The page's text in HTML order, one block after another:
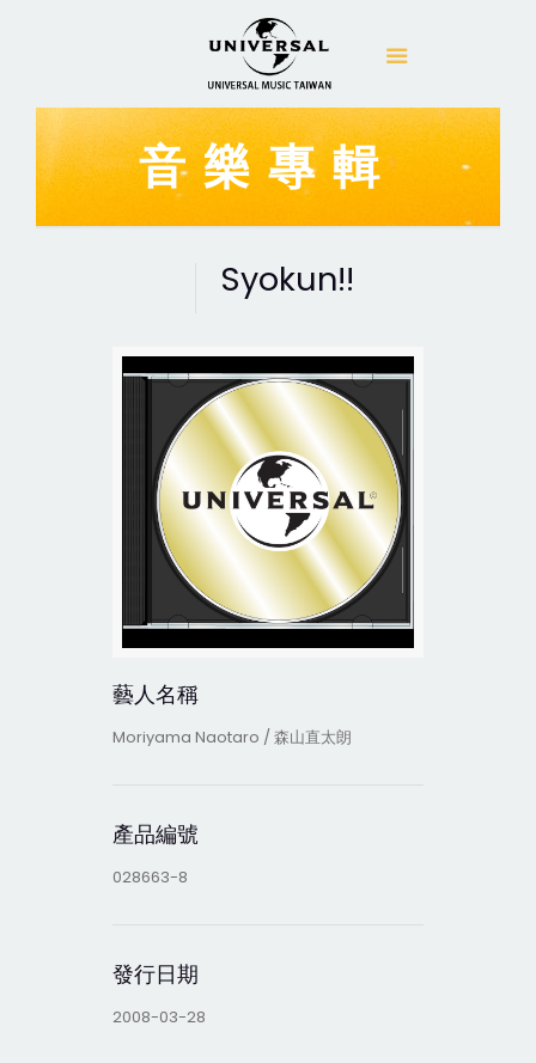
音樂專輯
Syokun!!
藝人名稱
Moriyama Naotaro / 森山直太朗
產品編號
028663-8
發行日期
2008-03-28